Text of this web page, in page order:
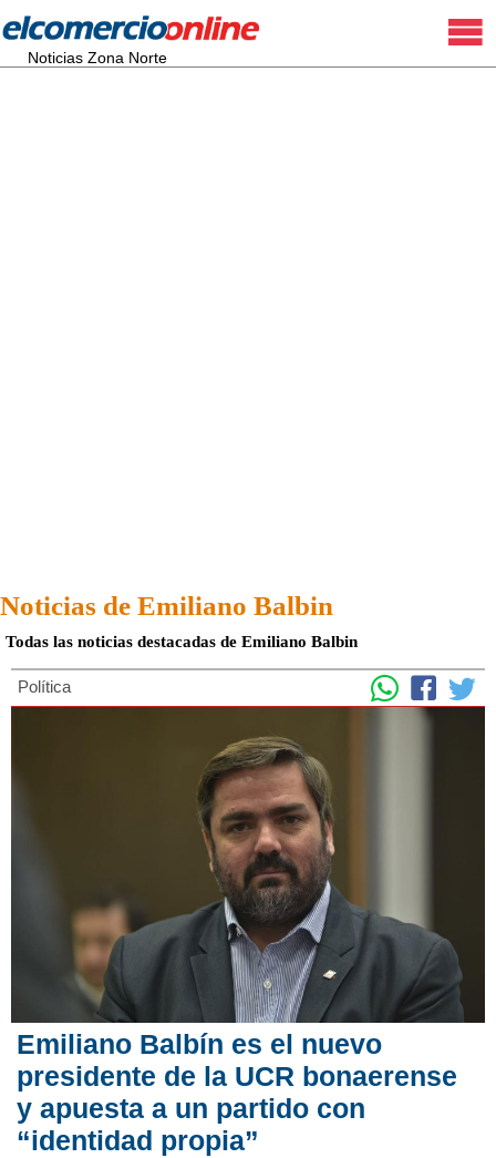
Noticias Zona Norte
Noticias de Emiliano Balbin
Todas las noticias destacadas de Emiliano Balbin
Política
Emiliano Balbín es el nuevo
presidente de la UCR bonaerense
y apuesta a un partido con
“identidad propia”